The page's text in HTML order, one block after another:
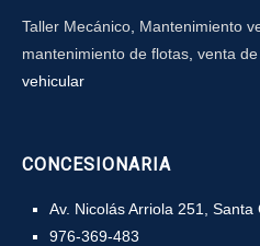
Taller Mecánico Mantenimiento
mantenimiento de flotas venta
vehicular
CONCESIONARIA
Av. Nicolás Arriola 251, Santa
976-369-483